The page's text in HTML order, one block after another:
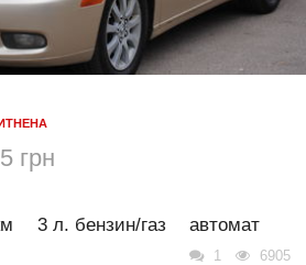
грн
3 л. бензин/газ автомат
1 6905